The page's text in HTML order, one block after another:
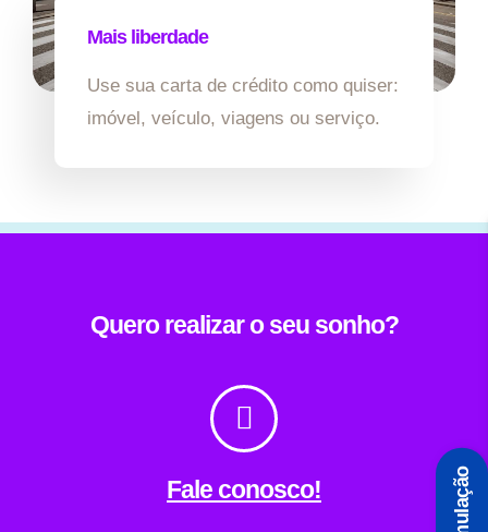
Mais liberdade
Use sua carta de crédito como quiser:
imóvel, veículo, viagens ou serviço.
Quero realizar o seu sonho?
Fale conosco! Simulação